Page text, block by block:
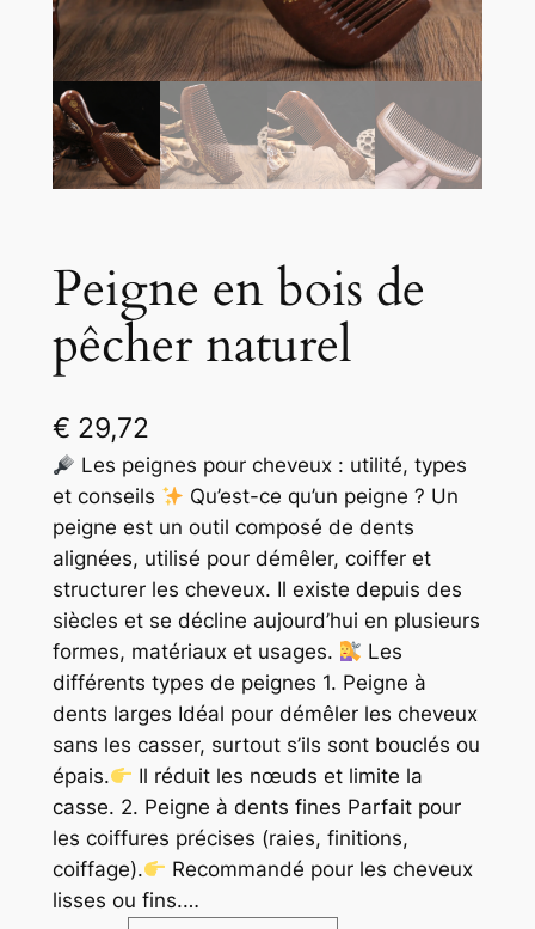
Peigne en bois de
pêcher naturel
€ 29,72
Les peignes pour cheveux : utilité, types
et conseils
Qu’est-ce qu’un peigne ? Un
peigne est un outil composé de dents
alignées, utilisé pour démêler, coiffer et
structurer les cheveux. Il existe depuis des
siècles et se décline aujourd’hui en plusieurs
formes, matériaux et usages.
Les
différents types de peignes 1. Peigne à
dents larges Idéal pour démêler les cheveux
sans les casser, surtout s’ils sont bouclés ou
épais.
Il réduit les nœuds et limite la
casse. 2. Peigne à dents fines Parfait pour
les coiffures précises (raies, finitions,
coiffage).
Recommandé pour les cheveux
lisses ou fins.…